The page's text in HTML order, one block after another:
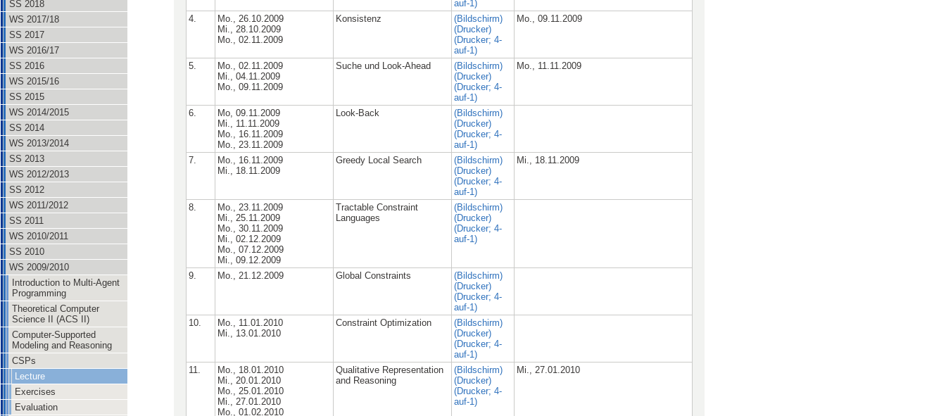
SS 2018
WS 2017/18
SS 2017
WS 2016/17
SS 2016
WS 2015/16
SS 2015
WS 2014/2015
SS 2014
WS 2013/2014
SS 2013
WS 2012/2013
SS 2012
WS 2011/2012
SS 2011
WS 2010/2011
SS 2010
WS 2009/2010
Introduction to Multi-Agent
Programming
Theoretical Computer
Science II (ACS II)
Computer-Supported
Modeling and Reasoning
CSPs
Lecture
Exercises
Evaluation
auf-1)
4.
Mo., 26.10.2009
Mi., 28.10.2009
Mo., 02.11.2009
Konsistenz
(Bildschirm)
(Drucker)
(Drucker; 4-
auf-1)
Mo., 09.11.2009
5.
Mo., 02.11.2009
Mi., 04.11.2009
Mo., 09.11.2009
Suche und Look-Ahead
(Bildschirm)
(Drucker)
(Drucker; 4-
auf-1)
Mo., 11.11.2009
6.
Mo, 09.11.2009
Mi., 11.11.2009
Mo., 16.11.2009
Mo., 23.11.2009
Look-Back
(Bildschirm)
(Drucker)
(Drucker; 4-
auf-1)
7.
Mo., 16.11.2009
Mi., 18.11.2009
Greedy Local Search
(Bildschirm)
(Drucker)
(Drucker; 4-
auf-1)
Mi., 18.11.2009
8.
Mo., 23.11.2009
Mi., 25.11.2009
Mo., 30.11.2009
Mi., 02.12.2009
Mo., 07.12.2009
Mi., 09.12.2009
Tractable Constraint
Languages
(Bildschirm)
(Drucker)
(Drucker; 4-
auf-1)
9. Mo., 21.12.2009 Global Constraints
(Bildschirm)
(Drucker)
(Drucker; 4-
auf-1)
10.
Mo., 11.01.2010
Mi., 13.01.2010
Constraint Optimization
(Bildschirm)
(Drucker)
(Drucker; 4-
auf-1)
11.
Mo., 18.01.2010
Mi., 20.01.2010
Mo., 25.01.2010
Mi., 27.01.2010
Mo., 01.02.2010
Qualitative Representation
and Reasoning
(Bildschirm)
(Drucker)
(Drucker; 4-
auf-1)
Mi., 27.01.2010